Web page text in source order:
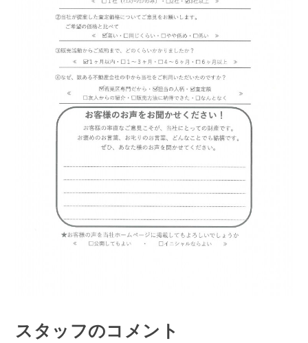
スタッフのコメント